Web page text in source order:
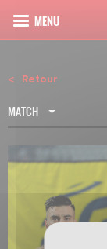
Retour
MATCH